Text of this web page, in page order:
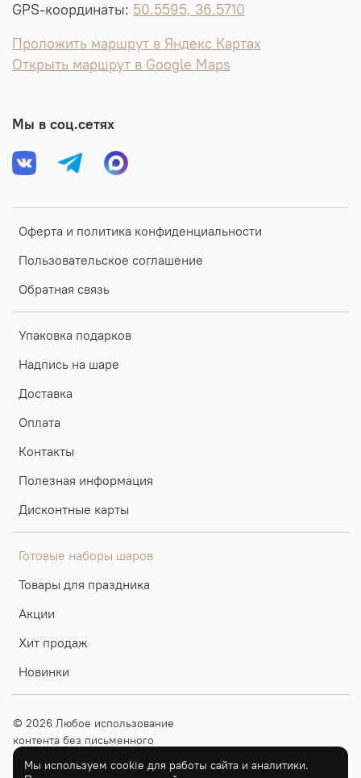
Оферта и политика конфиденциальности
Пользовательское соглашение
Обратная связь
Упаковка подарков
Надпись на шаре
Доставка
Оплата
Контакты
Полезная информация
Дисконтные карты
Готовые наборы шаров
Товары для праздника
Акции
Хит продаж
Новинки
GPS-координаты: 50.5595, 36.5710
Проложить маршрут в Яндекс Картах
Открыть маршрут в Google Maps
Мы в соц.сетях
© 2026 Любое использование
контента без письменного
разрешения запрещено
Мы используем cookie для работы сайта и аналитики.